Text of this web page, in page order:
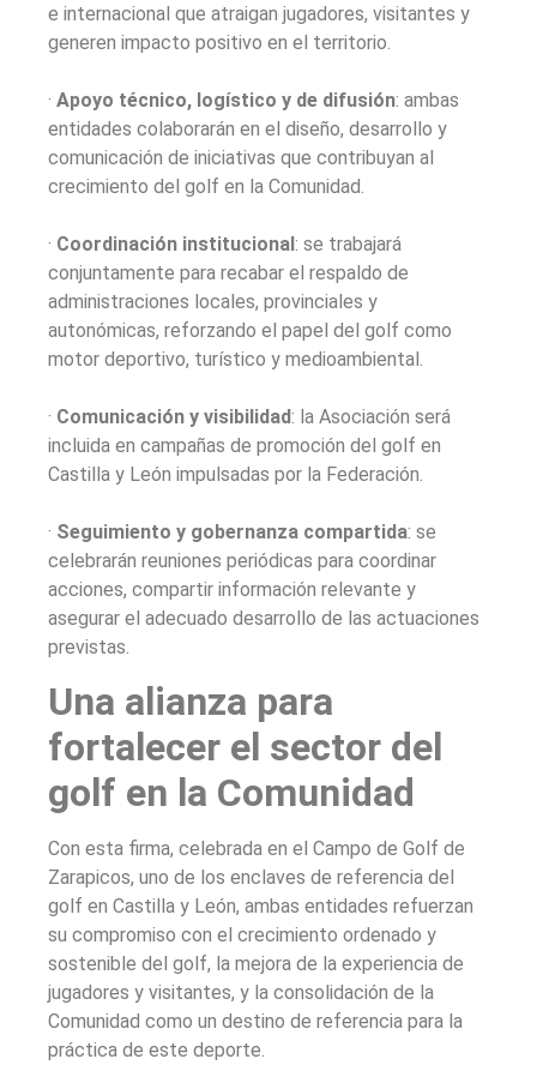
e internacional que atraigan jugadores, visitantes y
generen impacto positivo en el territorio.
· Apoyo técnico, logístico y de difusión: ambas
entidades colaborarán en el diseño, desarrollo y
comunicación de iniciativas que contribuyan al
crecimiento del golf en la Comunidad.
· Coordinación institucional: se trabajará
conjuntamente para recabar el respaldo de
administraciones locales, provinciales y
autonómicas, reforzando el papel del golf como
motor deportivo, turístico y medioambiental.
· Comunicación y visibilidad: la Asociación será
incluida en campañas de promoción del golf en
Castilla y León impulsadas por la Federación.
· Seguimiento y gobernanza compartida: se
celebrarán reuniones periódicas para coordinar
acciones, compartir información relevante y
asegurar el adecuado desarrollo de las actuaciones
previstas.
Una alianza para
fortalecer el sector del
golf en la Comunidad
Con esta firma, celebrada en el Campo de Golf de
Zarapicos, uno de los enclaves de referencia del
golf en Castilla y León, ambas entidades refuerzan
su compromiso con el crecimiento ordenado y
sostenible del golf, la mejora de la experiencia de
jugadores y visitantes, y la consolidación de la
Comunidad como un destino de referencia para la
práctica de este deporte.